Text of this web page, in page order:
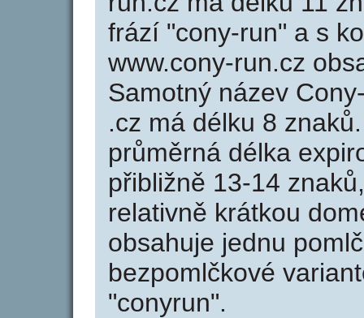
frází "cony-run" a s
www.cony-run.cz
Samotný název
.cz má délku 8
průměrná délka
přibližně 13-14
relativně krátkou
obsahuje jednu
bezpomlčkové
"conyrun".